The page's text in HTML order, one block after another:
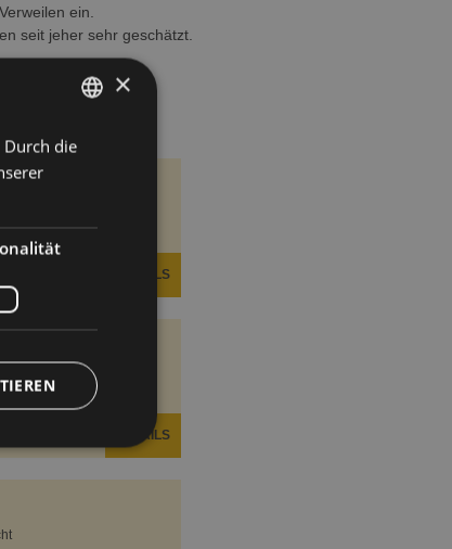
ein.
seit jeher sehr geschätzt.
Dolomiten.
DETAILS
DETAILS
ITALIAN
×
die